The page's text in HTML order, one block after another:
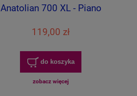
Anatolian 700 XL - Piano
119,00 zł
do koszyka
zobacz więcej